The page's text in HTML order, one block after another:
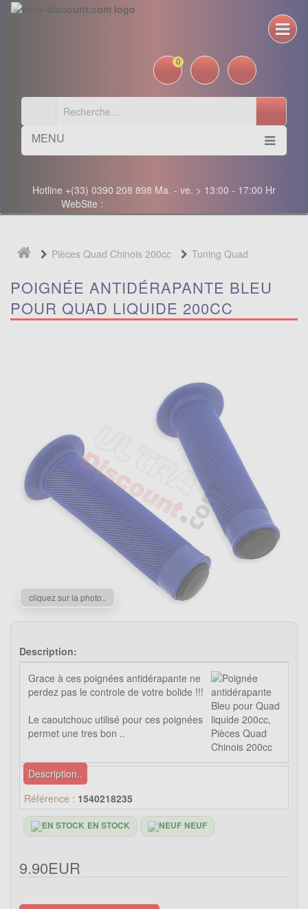
0
MENU
Hotline +(33) 0390 208 898 Ma. - ve. > 13:00 - 17:00 Hr
WebSite :
Pièces Quad Chinois 200cc Tuning Quad
POIGNÉE ANTIDÉRAPANTE BLEU
POUR QUAD LIQUIDE 200CC
cliquez sur la photo..
Description:
Grace à ces poignées antidérapante ne
perdez pas le controle de votre bolide !!!
Le caoutchouc utilisé pour ces poignées
permet une tres bon ..
Description..
Référence : 1540218235
EN STOCK NEUF
9.90EUR